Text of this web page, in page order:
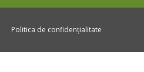
Politica de confidențialitate